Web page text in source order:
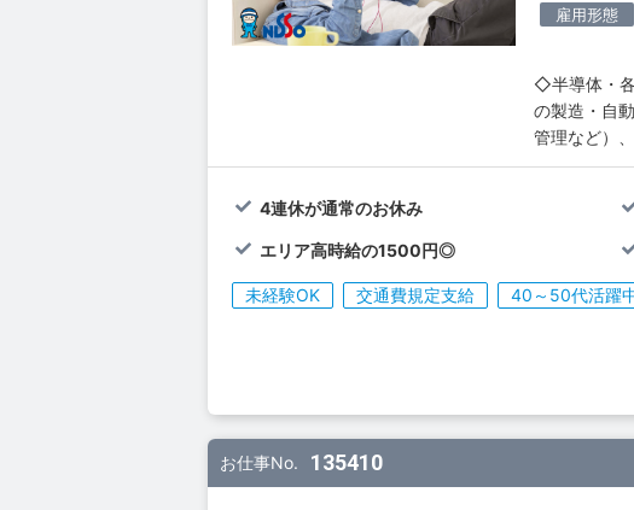
雇用形態
◇半導体・
の製造・自
管理など）
4連休が通常のお休み
エリア高時給の1500円◎
未経験OK 交通費規定支給 40～50代活躍
お仕事No. 135410